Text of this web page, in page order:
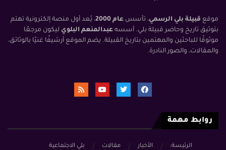
موقع قبيلة بلي الرسمي، تأسس عام 2000
، يُعد أول منصة إلكترونية تهتم
بتوثيق تاريخ وحاضر قبيلة بلي. أسسه عبدالمنعم البلوي ليكون مرجعًا
موثوقًا للباحثين والمهتمين بتاريخ القبيلة. يضم الموقع أرشيفًا غنيًا بالوثائق،
والمقالات، والصور النادرة.
روابط مهمة
الرئيسة: الأخبار مقالات
بلي الاجتماعية